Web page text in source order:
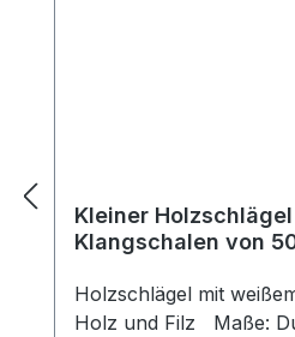
Kleiner
Klangschalen von
Holzschlägel mit weißem Filz
Holz und Filz Maße: